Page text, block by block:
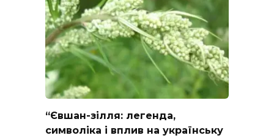
“Євшан-зілля: легенда,
символіка і вплив на українську